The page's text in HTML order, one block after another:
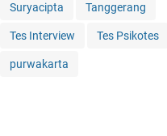
Suryacipta Tanggerang
Tes Interview Tes Psikotes
purwakarta